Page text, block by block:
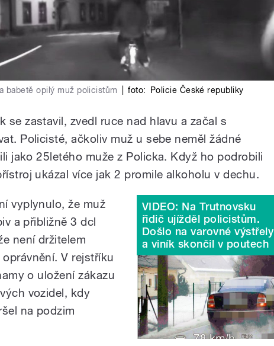
babetě opilý muž policistům foto: Policie České republiky
se zastavil, zvedl ruce nad hlavu a začal s
Policisté, ačkoliv muž u sebe neměl žádné
jako 25letého muže z Policka. Když ho podrobili
ukázal více jak 2 promile alkoholu v dechu.
VIDEO: Na Trutnovsku
řidič ujížděl policistům.
Došlo na varovné výstřely
a viník skončil v poutech
vyplynulo, že muž
a přibližně 3 dcl
není držitelem
V rejstříku
o uložení zákazu
vozidel, kdy
na podzim